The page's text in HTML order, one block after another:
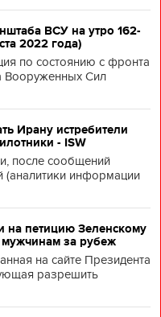
ВСУ на утро 162-
2022 года)
по состоянию с фронта
Вооруженных Сил
Ирану истребители
- ISW
после сообщений
(аналитики информации
на петицию Зеленскому
за рубеж
на сайте Президента
разрешить